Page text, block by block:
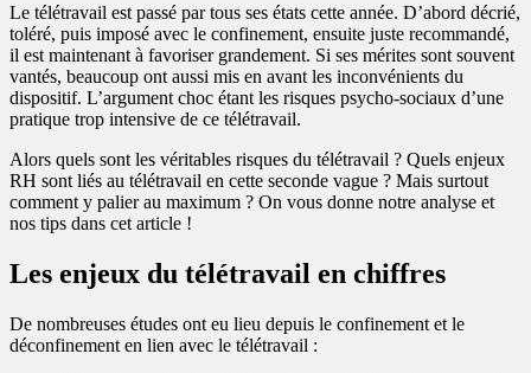
Le télétravail est passé par tous ses états cette année. D’abord décrié,
toléré, puis imposé avec le confinement, ensuite juste recommandé,
il est maintenant à favoriser grandement. Si ses mérites sont souvent
vantés, beaucoup ont aussi mis en avant les inconvénients du
dispositif. L’argument choc étant les risques psycho-sociaux d’une
pratique trop intensive de ce télétravail.
Alors quels sont les véritables risques du télétravail ? Quels enjeux
RH sont liés au télétravail en cette seconde vague ? Mais surtout
comment y palier au maximum ? On vous donne notre analyse et
nos tips dans cet article !
Les enjeux du télétravail en chiffres
De nombreuses études ont eu lieu depuis le confinement et le
déconfinement en lien avec le télétravail :